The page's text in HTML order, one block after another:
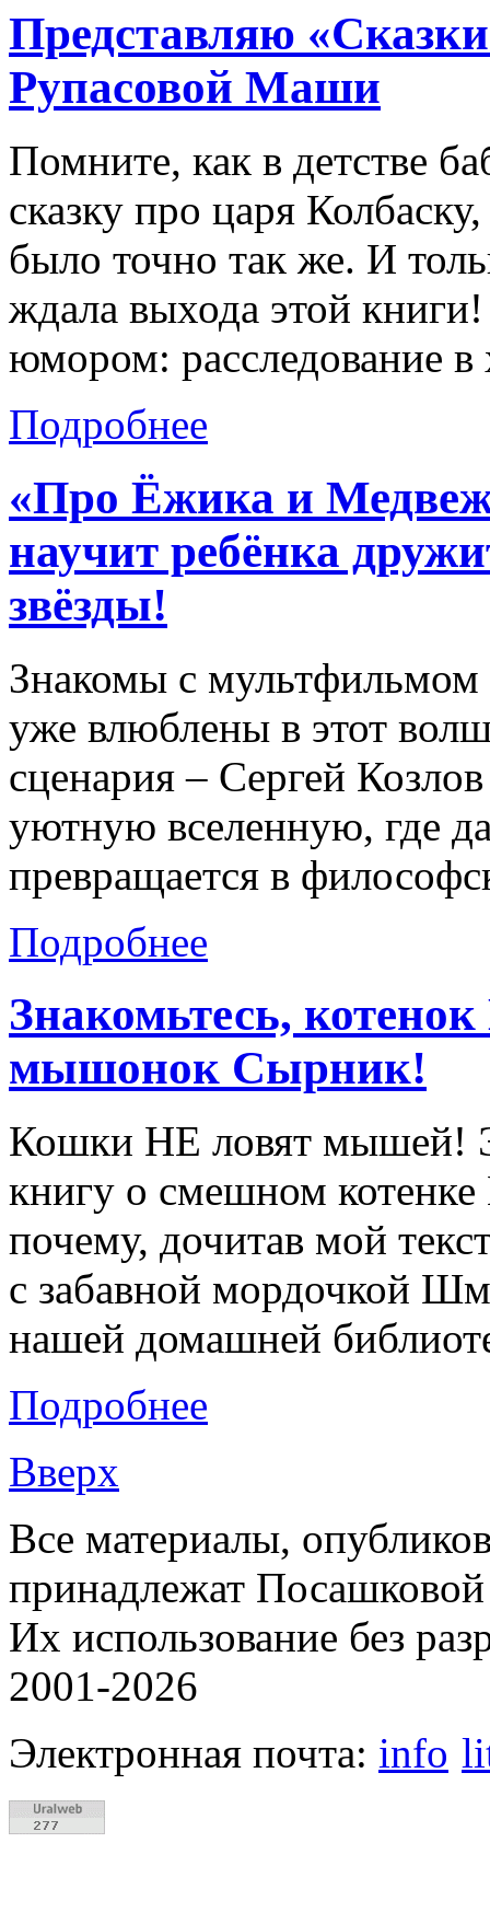
Представляю
Рупасовой Маши
Помните, как в детстве
сказку про царя
было точно так же. И
ждала выхода этой
юмором: расследование в
Подробнее
«Про Ёжика и
научит ребёнка
звёзды!
Знакомы с
уже влюблены в этот
сценария – Сергей
уютную вселенную, где
превращается в
Подробнее
Знакомьтесь,
мышонок Сырник!
Кошки НЕ ловят мышей!
книгу о смешном
почему, дочитав мой
с забавной мордочкой
нашей домашней
Подробнее
Вверх
Все материалы,
принадлежат
Их использование без
2001-2026
Электронная почта: info